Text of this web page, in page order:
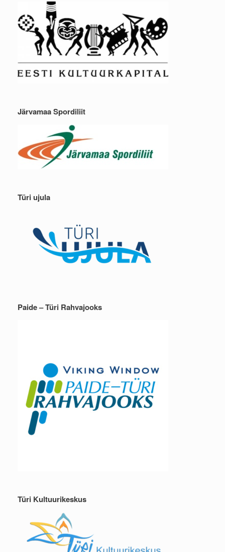
Järvamaa Spordiliit
Türi ujula
Paide – Türi Rahvajooks
Türi Kultuurikeskus